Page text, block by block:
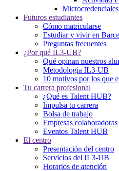
Microcredenciales
Futuros estudiantes
Cómo matricularse
Estudiar y vivir en
Preguntas frecuentes
¿Por qué IL3-UB?
Qué opinan nuestros
Metodología IL3-UB
10 motivos por los que
Tu carrera profesional
¿Qué es Talent HUB?
Impulsa tu carrera
Bolsa de trabajo
Empresas colaboradoras
Eventos Talent HUB
El centro
Presentación del centro
Servicios del IL3-UB
Horarios de atención